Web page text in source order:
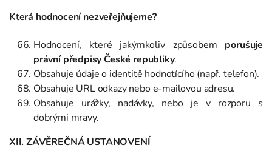
Která hodnocení nezveřejňujeme?
Hodnocení, které jakýmkoliv způsobem porušuje
právní předpisy České republiky.
Obsahuje údaje o identitě hodnotícího (např. telefon).
Obsahuje URL odkazy nebo e-mailovou adresu.
Obsahuje urážky, nadávky, nebo je v rozporu s
dobrými mravy.
XII. ZÁVĚREČNÁ USTANOVENÍ